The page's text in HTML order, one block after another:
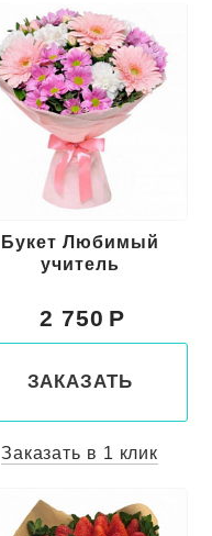
Букет Любимый
учитель
2 750
ЗАКАЗАТЬ
Заказать в 1 клик